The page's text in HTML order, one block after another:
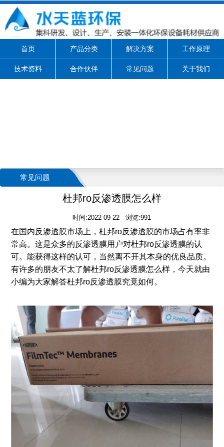
首页 产品分类 解决方案 工作原理
技术资料 合作伙伴 常见问题 关于我们
常见问题
杜邦ro反渗透膜怎么样
时间:2022-09-22 浏览:991
在国内反渗透膜市场上，杜邦ro反渗透膜的市场占有率非
常高。这是众多的反渗透膜用户对杜邦ro反渗透膜的认
可。能获得这样的认可，当然离不开其本身的优良品质。
有许多的朋友不太了解杜邦ro反渗透膜怎么样，今天就由
小编为大家解答杜邦ro反渗透膜究竟如何。